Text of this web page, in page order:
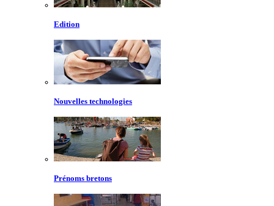
Edition
Nouvelles technologies
Prénoms bretons